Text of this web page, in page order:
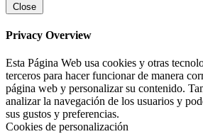
Close
Privacy Overview
Esta Página Web usa cookies y otras
terceros para hacer funcionar de manera
página web y personalizar su contenido.
analizar la navegación de los usuarios y
sus gustos y preferencias.
Cookies de personalización